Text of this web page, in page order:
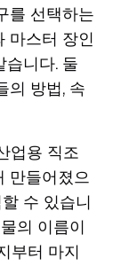
를 선택하는
마스터 장인
습니다. 둘
의 방법, 속
업용 직조
만들어졌으
수 있습니
의 이름이
부터 마지